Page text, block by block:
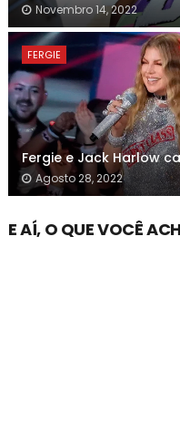
Novembro 14, 2022
FERGIE
Fergie e Jack Harlow
Agosto 28, 2022
E AÍ, O QUE VOCÊ